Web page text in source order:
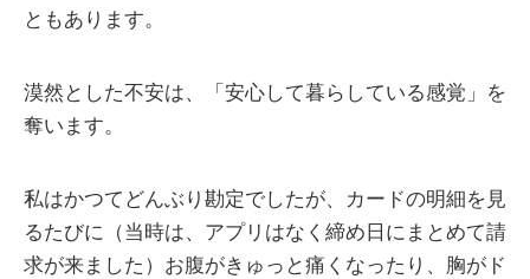
ともあります。
漠然とした不安は、「安心して暮らしている感覚」を
奪います。
私はかつてどんぶり勘定でしたが、カードの明細を見
るたびに（当時は、アプリはなく締め日にまとめて請
求が来ました）お腹がきゅっと痛くなったり、胸がド